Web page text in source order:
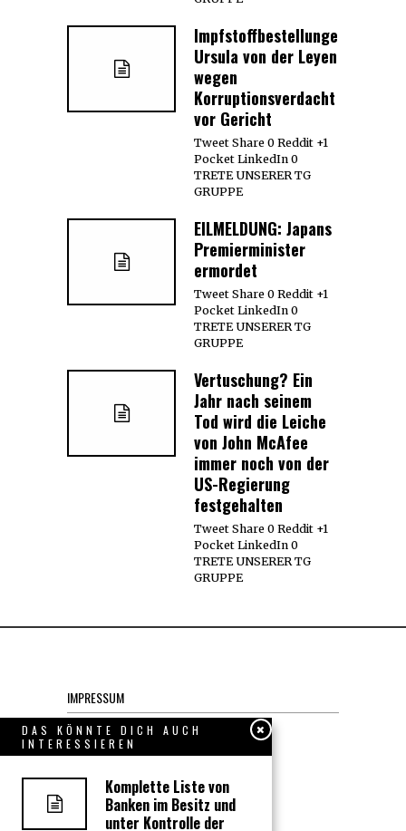
Impfstoffbestellungen:
Ursula von der Leyen
wegen
Korruptionsverdacht
vor Gericht
Tweet Share 0 Reddit +1
Pocket LinkedIn 0
TRETE UNSERER TG
GRUPPE
EILMELDUNG: Japans
Premierminister
ermordet
Tweet Share 0 Reddit +1
Pocket LinkedIn 0
TRETE UNSERER TG
GRUPPE
Vertuschung? Ein
Jahr nach seinem
Tod wird die Leiche
von John McAfee
immer noch von der
US-Regierung
festgehalten
Tweet Share 0 Reddit +1
Pocket LinkedIn 0
TRETE UNSERER TG
GRUPPE
IMPRESSUM
Datenschutzerklärung
KONTAKT
DAS KÖNNTE DICH AUCH
INTERESSIEREN
Komplette Liste von
Banken im Besitz und
unter Kontrolle der